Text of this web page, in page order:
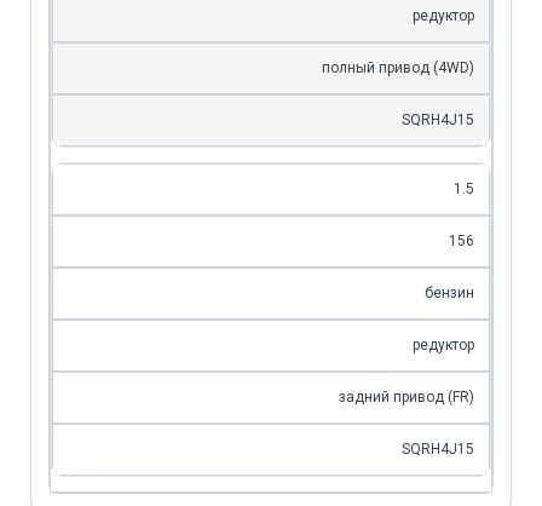
редуктор
полный привод (4WD)
SQRH4J15
1.5
156
бензин
редуктор
задний привод (FR)
SQRH4J15